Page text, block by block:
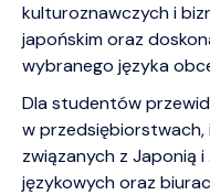
kulturoznawczych i
japońskim oraz
wybranego języka
Dla studentów
w
związanych z Japonią i
językowych oraz